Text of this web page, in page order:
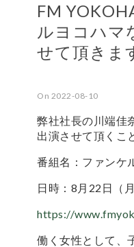
FM
ルヨコハマ
せて頂きま
On 2022-08-10
弊社社長の川端
出演させて頂くこ
番組名：ファンケ
日時：8月22日（
https://
働く女性として、